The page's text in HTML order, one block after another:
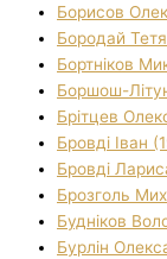
Борисов
Бородай
Бортніков
Боршош-
Брітцев
Бровді Іван
Бровді
Брозголь
Будніков
Бурлін